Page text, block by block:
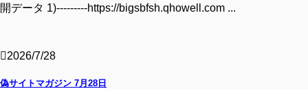
開データ 1)---------https://bigsbfsh.qhowell.com ...
2026/7/28
偽サイトマガジン 7月28日